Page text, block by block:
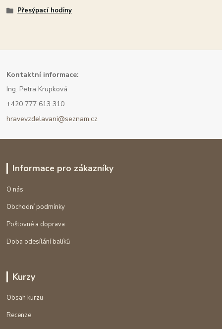
Přesýpací hodiny
Kontaktní informace:
Ing. Petra Krupková
+420 777 613 310
hravevzdelavani@seznam.cz
Informace pro zákazníky
O nás
Obchodní podmínky
Poštovné a doprava
Doba odesílání balíků
Kurzy
Obsah kurzu
Recenze